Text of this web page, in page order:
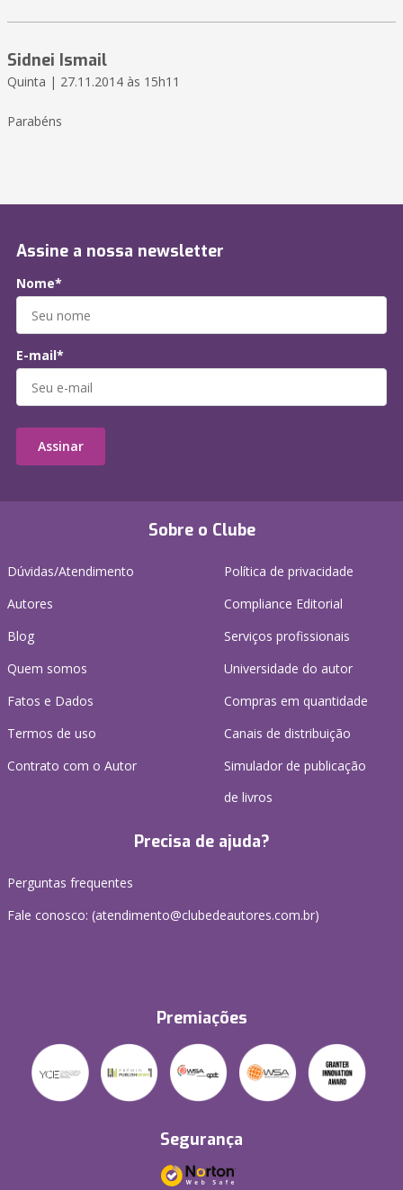
Sidnei Ismail
Quinta | 27.11.2014 às 15h11
Parabéns
Sobre o Clube
Dúvidas/Atendimento
Autores
Blog
Quem somos
Fatos e Dados
Termos de uso
Contrato com o Autor
Política de privacidade
Compliance Editorial
Serviços profissionais
Universidade do autor
Compras em quantidade
Canais de distribuição
Simulador de publicação
de livros
Precisa de ajuda?
Perguntas frequentes
Fale conosco: (atendimento@clubedeautores.com.br)
Premiações
Segurança
Assine a nossa newsletter
Nome*
E-mail*
Assinar